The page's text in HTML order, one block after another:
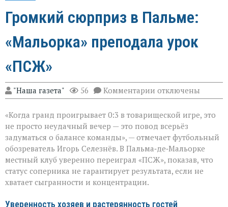
Громкий сюрприз в Пальме:
«Мальорка» преподала урок
«ПСЖ»
"Наша газета" 56 Комментарии к
записи
сюрприз
в
Пальме:
«Мальорка»
преподала
урок
«ПСЖ»
отключены
«Когда гранд проигрывает 0:3 в товарищеской игре, это
не просто неудачный вечер — это повод всерьёз
задуматься о балансе команды», — отмечает футбольный
обозреватель Игорь Селезнёв. В Пальма‑де‑Мальорке
местный клуб уверенно переиграл «ПСЖ», показав, что
статус соперника не гарантирует результата, если не
хватает сыгранности и концентрации.
Уверенность хозяев и растерянность гостей